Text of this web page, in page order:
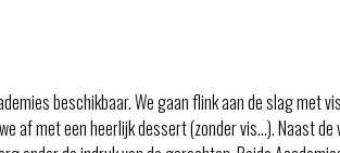
beschikbaar. We gaan flink aan de slag
af met een heerlijk dessert (zonder vis…). Naast